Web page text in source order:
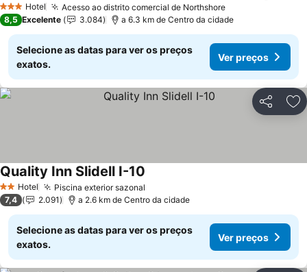
3 EstrelasHotel Acesso ao distrito comercial de NorthshoreVer preços
8,5 Excelente 3.084 a 6.3 km de Centro da cidade
Selecione as datas para ver os preços
exatos.
Ver preços
Partilhar
2 Estrelas
Hotel Piscina exterior sazonal
Quality Inn Slidell I-10
7,4 2.091 a 2.6 km de Centro da cidade
Selecione as datas para ver os preços
exatos.
Ver preços